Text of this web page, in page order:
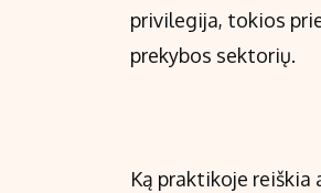
privilegija, tokios
prekybos sektorių.
Ką praktikoje